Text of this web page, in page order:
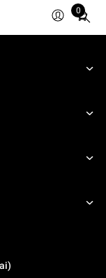
0
Total